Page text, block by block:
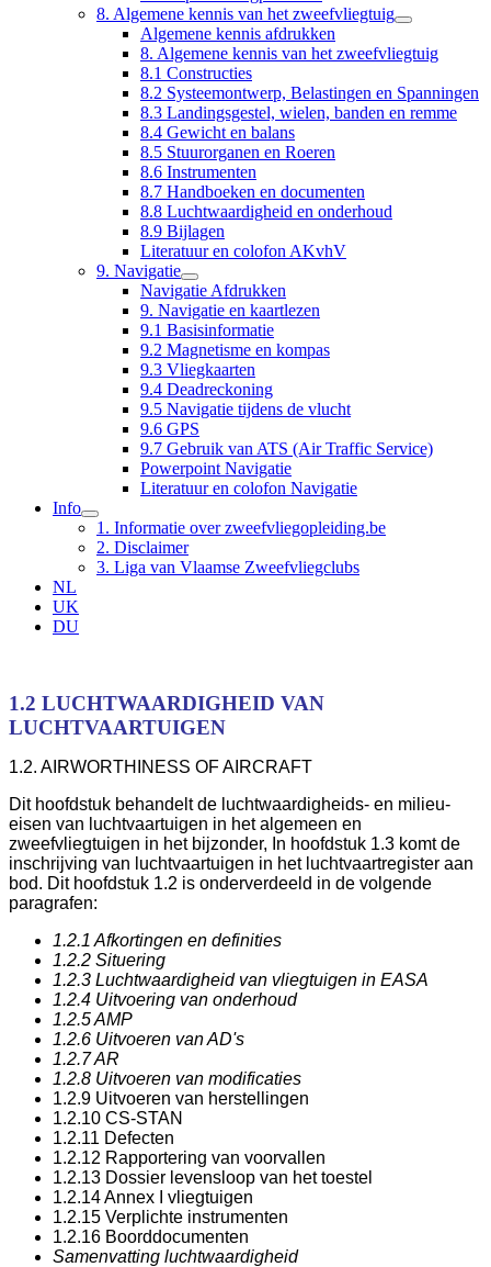
8. Algemene kennis van het zweefvliegtuig
Algemene kennis afdrukken
8. Algemene kennis van het zweefvliegtuig
8.1 Constructies
8.2 Systeemontwerp, Belastingen en Spanningen
8.3 Landingsgestel, wielen, banden en remme
8.4 Gewicht en balans
8.5 Stuurorganen en Roeren
8.6 Instrumenten
8.7 Handboeken en documenten
8.8 Luchtwaardigheid en onderhoud
8.9 Bijlagen
Literatuur en colofon AKvhV
9. Navigatie
Navigatie Afdrukken
9. Navigatie en kaartlezen
9.1 Basisinformatie
9.2 Magnetisme en kompas
9.3 Vliegkaarten
9.4 Deadreckoning
9.5 Navigatie tijdens de vlucht
9.6 GPS
9.7 Gebruik van ATS (Air Traffic Service)
Powerpoint Navigatie
Literatuur en colofon Navigatie
Info
1. Informatie over zweefvliegopleiding.be
2. Disclaimer
3. Liga van Vlaamse Zweefvliegclubs
NL
UK
DU
1.2 LUCHTWAARDIGHEID VAN
LUCHTVAARTUIGEN
1.2. AIRWORTHINESS OF AIRCRAFT
Dit hoofdstuk behandelt de luchtwaardigheids- en milieu-
eisen van luchtvaartuigen in het algemeen en
zweefvliegtuigen in het bijzonder, In hoofdstuk 1.3 komt de
inschrijving van luchtvaartuigen in het luchtvaartregister aan
bod. Dit hoofdstuk 1.2 is onderverdeeld in de volgende
paragrafen:
1.2.1 Afkortingen en definities
1.2.2 Situering
1.2.3 Luchtwaardigheid van vliegtuigen in EASA
1.2.4 Uitvoering van onderhoud
1.2.5 AMP
1.2.6 Uitvoeren van AD's
1.2.7 AR
1.2.8 Uitvoeren van modificaties
1.2.9 Uitvoeren van herstellingen
1.2.10 CS-STAN
1.2.11 Defecten
1.2.12 Rapportering van voorvallen
1.2.13 Dossier levensloop van het toestel
1.2.14 Annex I vliegtuigen
1.2.15 Verplichte instrumenten
1.2.16 Boorddocumenten
Samenvatting luchtwaardigheid